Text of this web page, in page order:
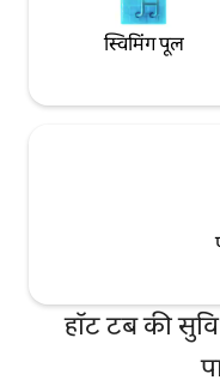
स्विमिंग पूल
हॉट टब की